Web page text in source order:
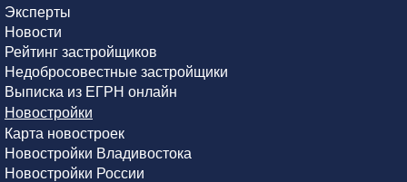
Эксперты
Новости
Рейтинг застройщиков
Недобросовестные застройщики
Выписка из ЕГРН онлайн
Новостройки
Карта новостроек
Новостройки Владивостока
Новостройки России